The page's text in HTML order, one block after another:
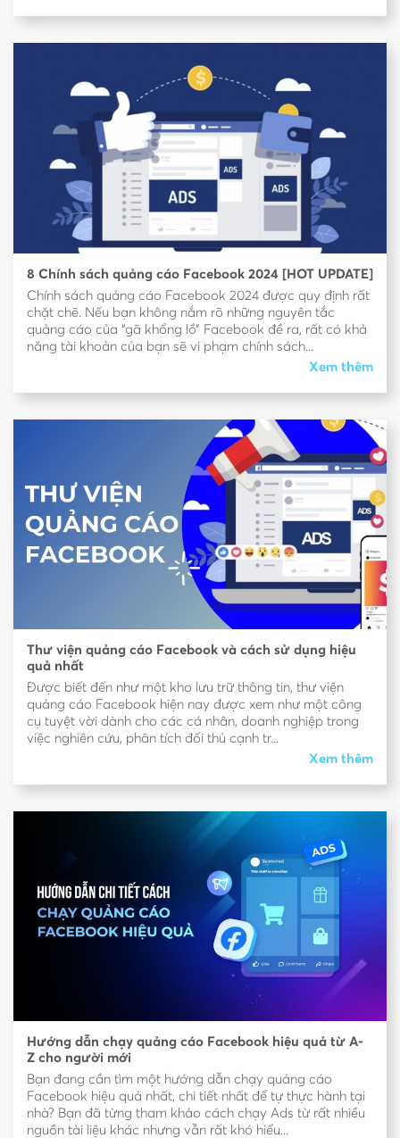
8 Chính sách quảng cáo Facebook 2024 [HOT UPDATE]
Chính sách quảng cáo Facebook 2024 được quy định rất
chặt chẽ. Nếu bạn không nắm rõ những nguyên tắc
quảng cáo của “gã khổng lồ” Facebook đề ra, rất có khả
năng tài khoản của bạn sẽ vi phạm chính sách...
Xem thêm
Thư viện quảng cáo Facebook và cách sử dụng hiệu
quả nhất
Được biết đến như một kho lưu trữ thông tin, thư viện
quảng cáo Facebook hiện nay được xem như một công
cụ tuyệt vời dành cho các cá nhân, doanh nghiệp trong
việc nghiên cứu, phân tích đối thủ cạnh tr...
Xem thêm
Hướng dẫn chạy quảng cáo Facebook hiệu quả từ A-
Z cho người mới
Bạn đang cần tìm một hướng dẫn chạy quảng cáo
Facebook hiệu quả nhất, chi tiết nhất để tự thực hành tại
nhà? Bạn đã từng tham khảo cách chạy Ads từ rất nhiều
nguồn tài liệu khác nhưng vẫn rất khó hiểu...